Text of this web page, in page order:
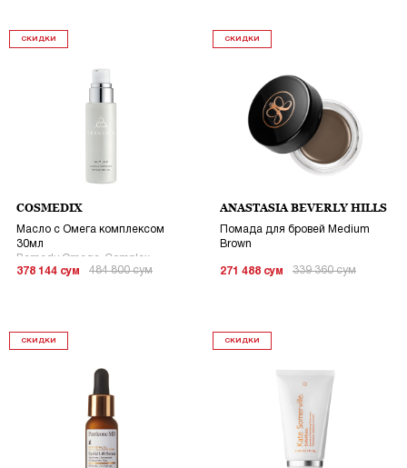
СКИДКИ
COSMEDIX
Масло с Омега комплексом
30мл
Remedy Omega-Complex
Treatment Oil
378 144 сум 484 800сум
СКИДКИ
ANASTASIA BEVERLY HILLS
Помада для бровей Medium
Brown
271 488 сум 339 360сум
СКИДКИ СКИДКИ